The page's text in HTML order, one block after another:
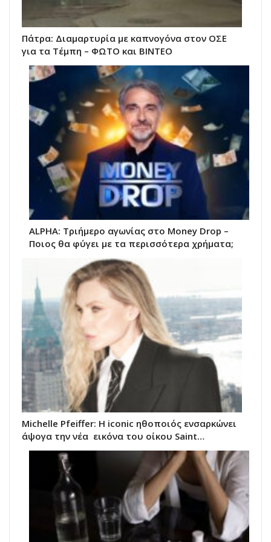
Πάτρα: Διαμαρτυρία με καπνογόνα στον ΟΣΕ
για τα Τέμπη – ΦΩΤΟ και ΒΙΝΤΕΟ
ALPHA: Τριήμερο αγωνίας στο Money Drop –
Ποιος θα φύγει με τα περισσότερα χρήματα;
Michelle Pfeiffer: Η iconic ηθοποιός ενσαρκώνει
άψογα την νέα εικόνα του oίκου Saint…